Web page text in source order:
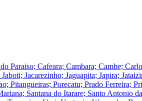
Paraiso; Cafeara; Cambara; Cambe;
Jacarezinho; Jaguapita; Japira;
Pitangueiras; Porecatu; Prado Ferreira;
Santana do Itarare; Santo Antonio